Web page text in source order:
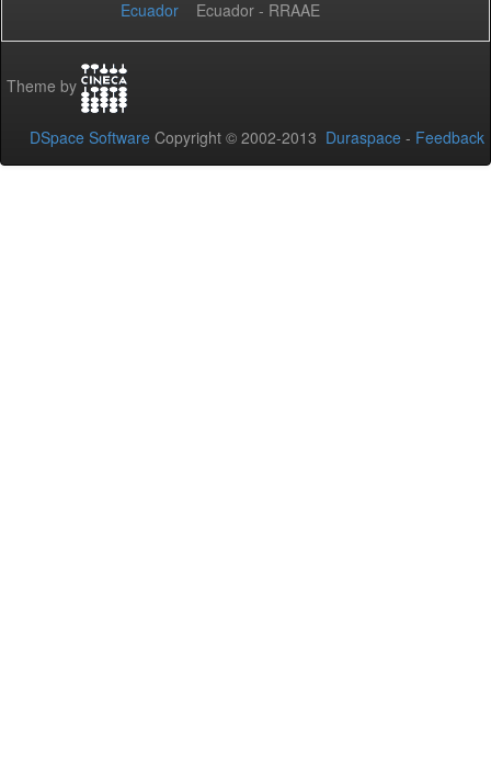
Ecuador - RRAAE
Theme by
DSpace Software Copyright © 2002-2013 Duraspace - Feedback